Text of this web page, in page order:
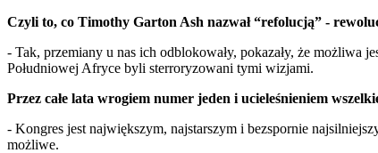
Czyli to, co Timothy Garton Ash nazwał “refolucją” -
- Tak, przemiany u nas ich odblokowały, pokazały, że możliwa
Południowej Afryce byli sterroryzowani tymi wizjami.
Przez całe lata wrogiem numer jeden i ucieleśnieniem
- Kongres jest największym, najstarszym i bezspornie
możliwe.